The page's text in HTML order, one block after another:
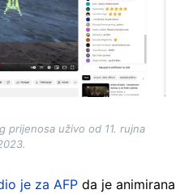
prijenosa uživo od 11. rujna
je za AFP da je animirana